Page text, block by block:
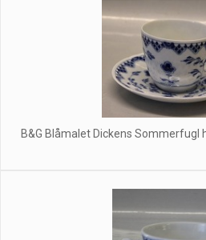
B&G Blåmalet Dickens Sommerfugl